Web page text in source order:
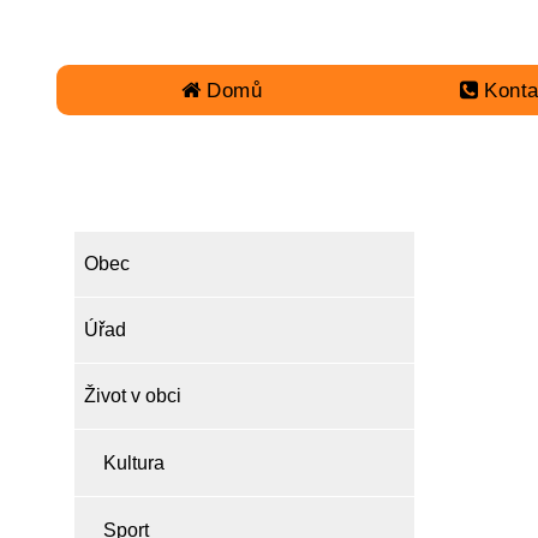
Domů
Obec
Úřad
Život v obci
Kultura
Sport